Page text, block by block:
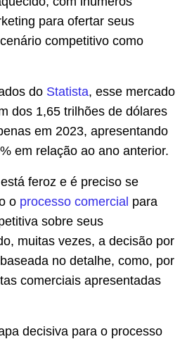
para ofertar seus
competitivo como
do Statista, esse mercado
dos 1,65 trilhões de dólares
em 2023, apresentando
em relação ao ano anterior.
feroz e é preciso se
o processo comercial para
sobre seus
muitas vezes, a decisão por
no detalhe, como, por
comerciais apresentadas
decisiva para o processo